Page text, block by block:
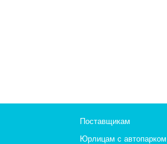
Поставщикам
Юрлицам с автопарком